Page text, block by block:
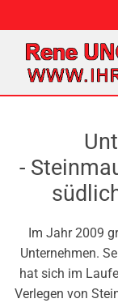
-
Im Jahr 2009
Unternehmen.
hat sich im
Verlegen von